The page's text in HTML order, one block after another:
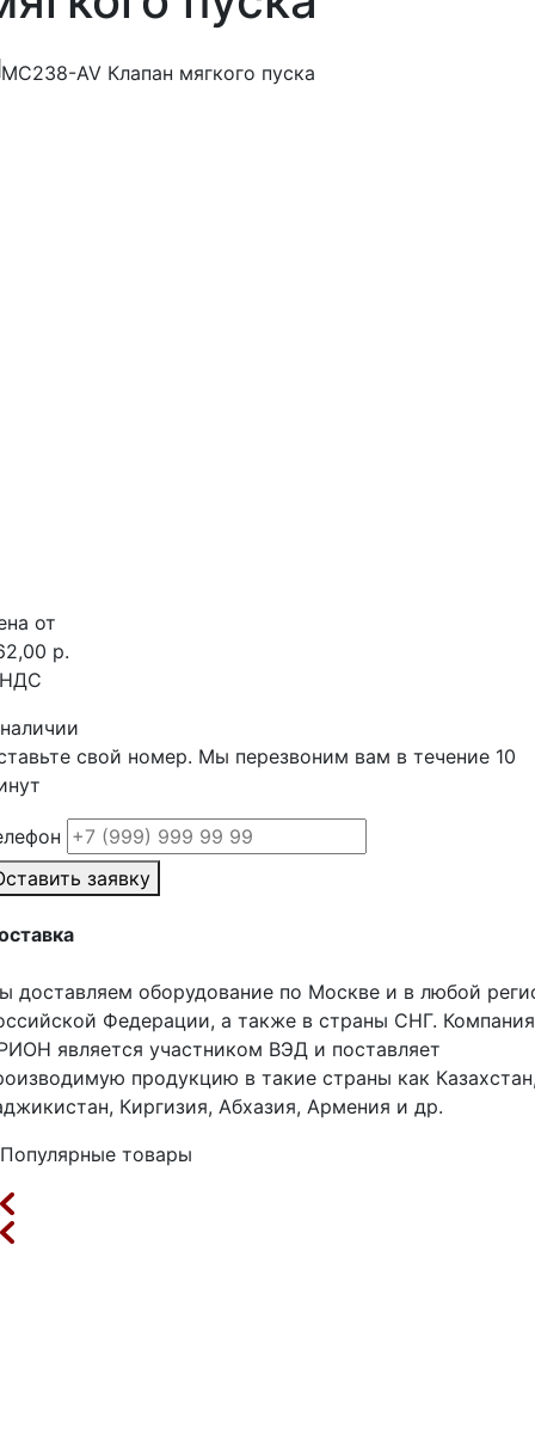
от
р.
свой номер. Мы перезвоним вам в течение 10
заявку
доставляем оборудование по Москве и в любой
Федерации, а также в страны СНГ. Компания
является участником ВЭД и поставляет
продукцию в такие страны как
Киргизия, Абхазия, Армения и др.
Популярные товары